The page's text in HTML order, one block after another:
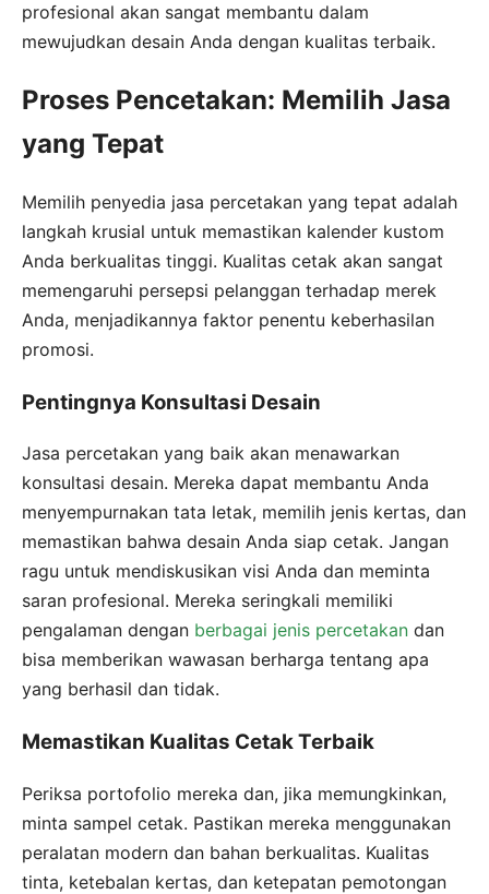
profesional akan sangat membantu dalam
mewujudkan desain Anda dengan kualitas terbaik.
Proses Pencetakan: Memilih Jasa
yang Tepat
Memilih penyedia jasa percetakan yang tepat adalah
langkah krusial untuk memastikan kalender kustom
Anda berkualitas tinggi. Kualitas cetak akan sangat
memengaruhi persepsi pelanggan terhadap merek
Anda, menjadikannya faktor penentu keberhasilan
promosi.
Pentingnya Konsultasi Desain
Jasa percetakan yang baik akan menawarkan
konsultasi desain. Mereka dapat membantu Anda
menyempurnakan tata letak, memilih jenis kertas, dan
memastikan bahwa desain Anda siap cetak. Jangan
ragu untuk mendiskusikan visi Anda dan meminta
saran profesional. Mereka seringkali memiliki
pengalaman dengan berbagai jenis percetakan dan
bisa memberikan wawasan berharga tentang apa
yang berhasil dan tidak.
Memastikan Kualitas Cetak Terbaik
Periksa portofolio mereka dan, jika memungkinkan,
minta sampel cetak. Pastikan mereka menggunakan
peralatan modern dan bahan berkualitas. Kualitas
tinta, ketebalan kertas, dan ketepatan pemotongan